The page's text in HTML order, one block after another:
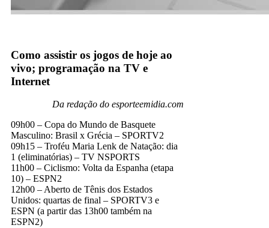
Como assistir os jogos de hoje ao
vivo; programação na TV e
Internet
Da redação do esporteemidia.com
09h00 – Copa do Mundo de Basquete
Masculino: Brasil x Grécia – SPORTV2
09h15 – Troféu Maria Lenk de Natação: dia
1 (eliminatórias) – TV NSPORTS
11h00 – Ciclismo: Volta da Espanha (etapa
10) – ESPN2
12h00 – Aberto de Tênis dos Estados
Unidos: quartas de final – SPORTV3 e
ESPN (a partir das 13h00 também na
ESPN2)